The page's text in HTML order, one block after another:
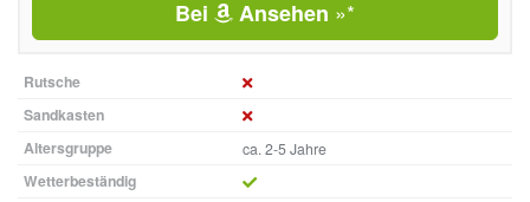
Bei Ansehen »*
Rutsche
Sandkasten
Altersgruppe
ca. 2-5 Jahre
Wetterbeständig